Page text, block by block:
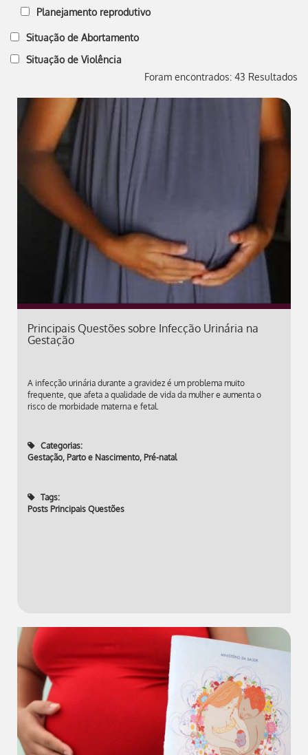
Planejamento reprodutivo
Situação de Abortamento
Situação de Violência
Foram encontrados: 43 Resultados
Principais Questões sobre Infecção Urinária na
Gestação
A infecção urinária durante a gravidez é um problema muito
frequente, que afeta a qualidade de vida da mulher e aumenta o
risco de morbidade materna e fetal.
Categorias:
Gestação, Parto e Nascimento, Pré-natal
Tags:
Posts Principais Questões